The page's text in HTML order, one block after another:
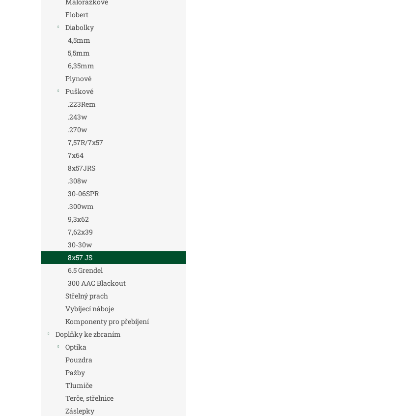
Flobert
Diabolky
4,5mm
5,5mm
6,35mm
Plynové
Puškové
.223Rem
.243w
.270w
7,57R/7x57
7x64
8x57JRS
.308w
30-06SPR
.300wm
9,3x62
7,62x39
30-30w
8x57 JS
6.5 Grendel
300 AAC Blackout
Střelný prach
Vybíjecí náboje
Komponenty pro přebíjení
Doplňky ke zbraním
Optika
Pouzdra
Pažby
Tlumiče
Terče, střelnice
Záslepky